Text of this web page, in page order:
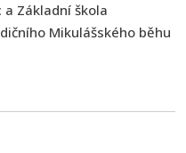
Základní škola
Mikulášského běhu